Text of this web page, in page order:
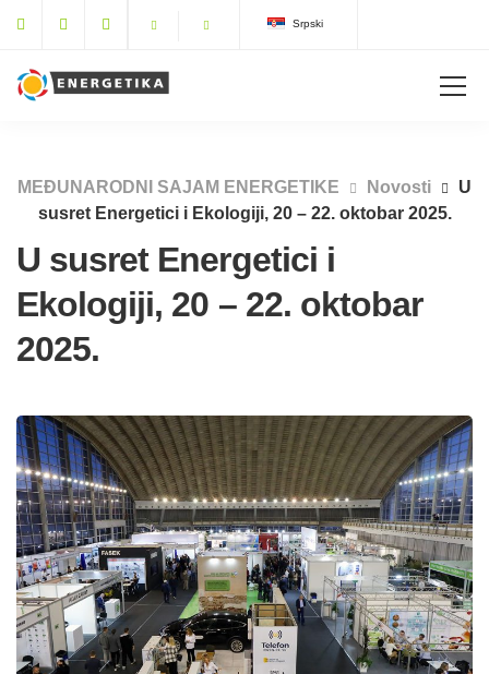
Srpski
MEĐUNARODNI SAJAM ENERGETIKE Novosti
U
susret Energetici i Ekologiji, 20 – 22. oktobar 2025.
U susret Energetici i
Ekologiji, 20 – 22. oktobar
2025.